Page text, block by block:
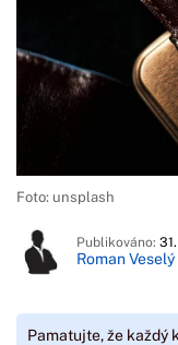
Foto: unsplash
Publikováno:
Roman Veselý
Pamatujte, že každý